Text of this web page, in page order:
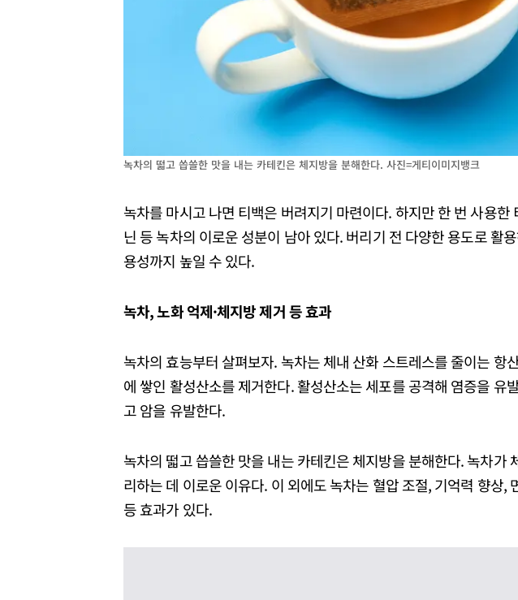
녹차의 떫고 씁쓸한 맛을 내는 카테킨은 체지방을 분해한다. 사진=게티이미지뱅크
녹차를 마시고 나면 티백은 버려지기 마련이다. 하지만 한 번 사용한
닌 등 녹차의 이로운 성분이 남아 있다. 버리기 전 다양한 용도로 활
용성까지 높일 수 있다.
녹차, 노화 억제·체지방 제거 등 효과
녹차의 효능부터 살펴보자. 녹차는 체내 산화 스트레스를 줄이는 항
에 쌓인 활성산소를 제거한다. 활성산소는 세포를 공격해 염증을 유
고 암을 유발한다.
녹차의 떫고 씁쓸한 맛을 내는 카테킨은 체지방을 분해한다. 녹차가
리하는 데 이로운 이유다. 이 외에도 녹차는 혈압 조절, 기억력 향상,
등 효과가 있다.